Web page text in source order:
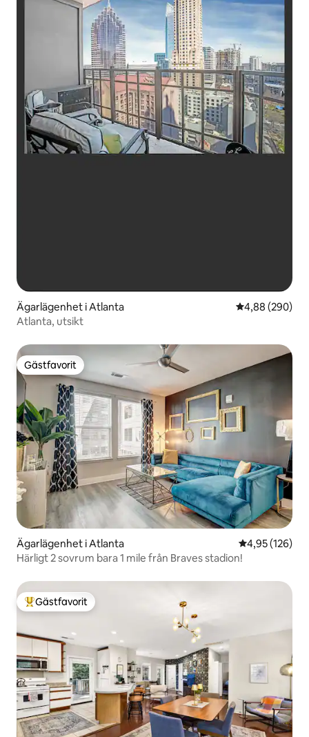
Ägarlägenhet i Atlanta 4,88 av 5 i
4,88 (290)
Atlanta, utsikt
Gästfavorit
Gästfavorit
Ägarlägenhet i Atlanta 4,95 av 5 i
4,95 (126)
Härligt 2 sovrum bara 1 mile från Braves stadion!
Populär gästfavorit
Gästfavorit